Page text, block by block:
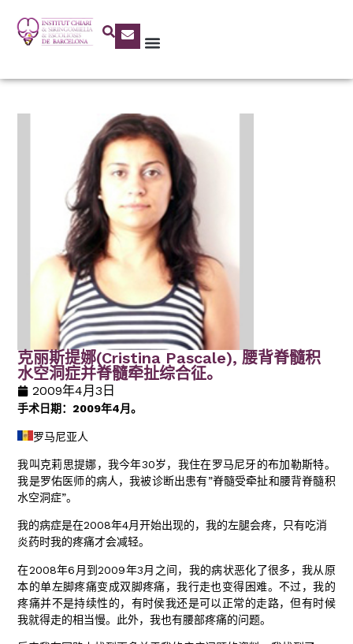
克丽斯提娜(Cristina Pascale), 腰背脊髓积
水空洞症并脊髓牵扯综合征。
2009年4月3日
手术日期：2009年4月。
罗马尼亚人
我叫克莉思提娜，我今年30岁，我住在罗马尼牙的布加勒斯特。
我是罗佑医师的病人，我被诊断出患有”脊髓受牵扯和腰背脊髓积
水空洞症”。
我的病症是在2008年4月开始出现的，我的左腿会疼，只有吃消
炎药时我的疼痛才会减轻。
在2008年6月到2009年3月之间，我的病状恶化了很多，我从原
本的单左脚疼痛变成双脚疼痛，我行走也变得困难。不过，我的
疼痛并不是持续性的，有时侯我还是可以正常的走路，但有时候
我就得走的相当慢。此外，我也有腰部疼痛的问题。